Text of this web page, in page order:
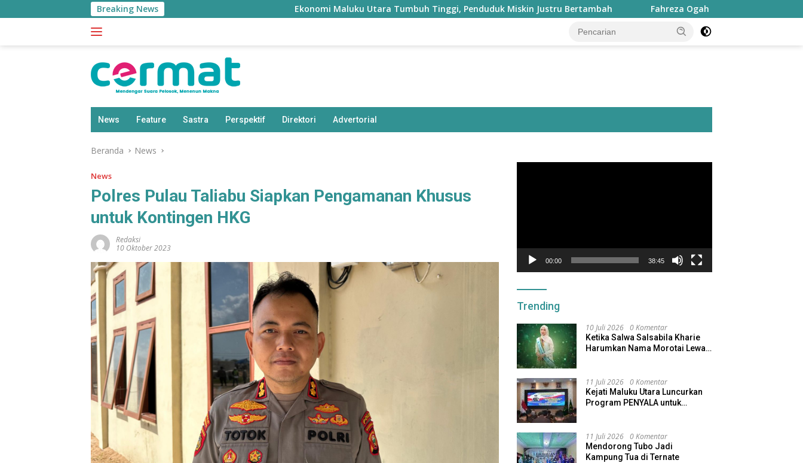
ke
Breaking News Ekonomi Maluku Utara Tumbuh Tinggi, Penduduk Miskin Justru Bertambah Fahreza Ogah Tanggapi Dugaan Fraud
News Feature Sastra Perspektif Direktori Advertorial
Beranda News
News
Polres Pulau Taliabu Siapkan Pengamanan Khusus
untuk Kontingen HKG
Redaksi
10 Oktober 2023
00:00 38:45
Trending
10 Juli 2026 0 Komentar
Ketika Salwa Salsabila Kharie
Harumkan Nama Morotai Lewat
11 Juli 2026 0 Komentar
Kejati Maluku Utara Luncurkan
Program PENYALA untuk
11 Juli 2026 0 Komentar
Mendorong Tubo Jadi
Kampung Tua di Ternate